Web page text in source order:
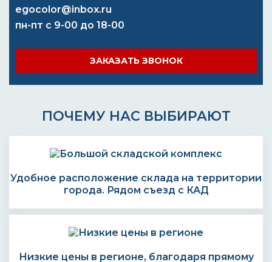
egocolor@inbox.ru
пн-пт с 9-00 до 18-00
ЗАКАЗАТЬ ЗВОНОК
ПОЧЕМУ НАС ВЫБИРАЮТ
Удобное расположение склада на территории
города. Рядом съезд с КАД
Низкие цены в регионе, благодаря прямому